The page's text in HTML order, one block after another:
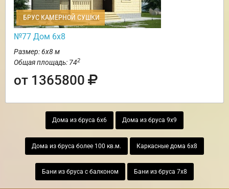
БРУС КАМЕРНОЙ СУШКИ
№77 Дом 6х8
Размер: 6х8 м
Общая площадь: 742
от 1365800
Дома из бруса 6х6 Дома из бруса 9х9
Дома из бруса более 100 кв.м. Каркасные дома 6х8
Бани из бруса с балконом Бани из бруса 7х8